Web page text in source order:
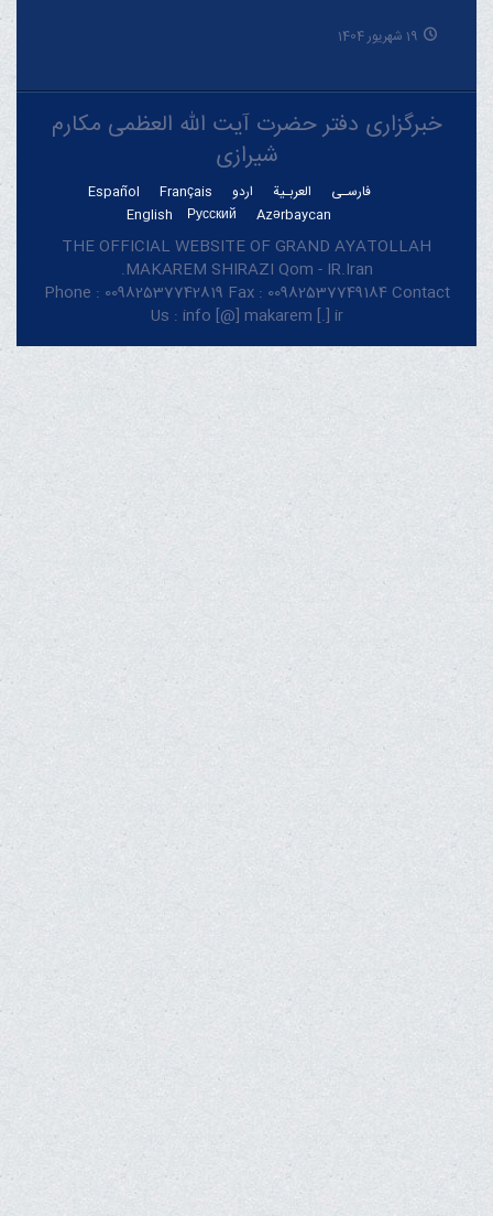
19 شهریور 1404
خبرگزاری دفتر حضرت آیت الله العظمی مکارم
شیرازی
فارسـی العربـیة اردو Français
Español
Azərbaycan
Русский
English
THE OFFICIAL WEBSITE OF GRAND AYATOLLAH
MAKAREM SHIRAZI Qom - IR.Iran.
Phone : 00982537742819 Fax : 00982537749184 Contact
Us : info [@] makarem [.] ir